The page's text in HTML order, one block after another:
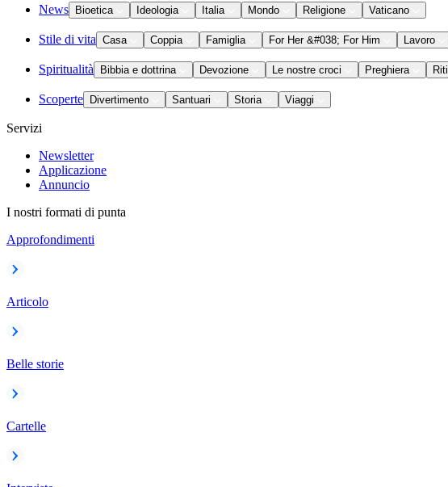
News Bioetica Ideologia Italia Mondo Religione Vaticano
Stile di vita Casa Coppia Famiglia For Her &#038; For Him Lavoro
Spiritualità Bibbia e dottrina Devozione Le nostre croci Preghiera Riti
Scoperte Divertimento Santuari Storia Viaggi
Servizi
Newsletter
Applicazione
Annuncio
I nostri formati di punta
Approfondimenti
Articolo
Belle storie
Cartelle